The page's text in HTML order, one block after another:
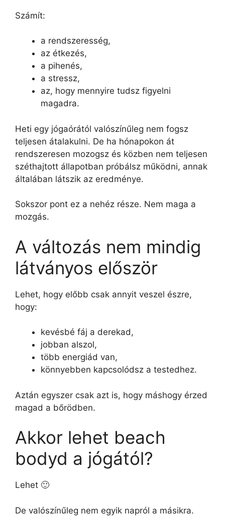
Számít:
a rendszeresség,
az étkezés,
a pihenés,
a stressz,
az, hogy mennyire tudsz figyelni
magadra.
Heti egy jógaórától valószínűleg nem fogsz
teljesen átalakulni. De ha hónapokon át
rendszeresen mozogsz és közben nem teljesen
széthajtott állapotban próbálsz működni, annak
általában látszik az eredménye.
Sokszor pont ez a nehéz része. Nem maga a
mozgás.
A változás nem mindig
látványos először
Lehet, hogy előbb csak annyit veszel észre,
hogy:
kevésbé fáj a derekad,
jobban alszol,
több energiád van,
könnyebben kapcsolódsz a testedhez.
Aztán egyszer csak azt is, hogy máshogy érzed
magad a bőrödben.
Akkor lehet beach
bodyd a jógától?
Lehet 🙂
De valószínűleg nem egyik napról a másikra.